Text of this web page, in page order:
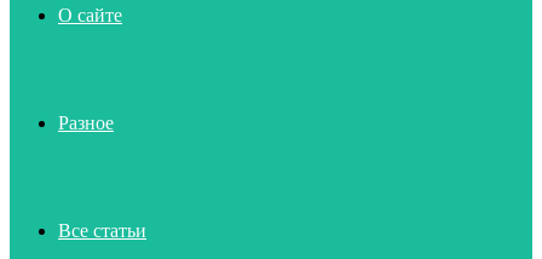
О сайте
Разное
Все статьи